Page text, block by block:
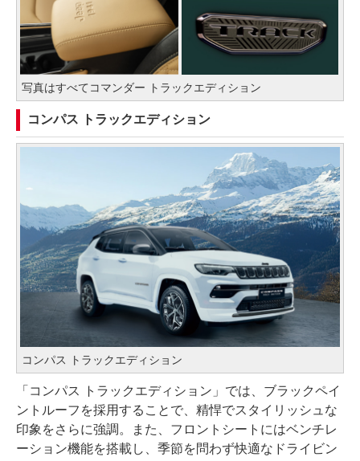
写真はすべてコマンダー トラックエディション
コンパス トラックエディション
コンパス トラックエディション
「コンパス トラックエディション」では、ブラックペイ
ントルーフを採用することで、精悍でスタイリッシュな
印象をさらに強調。また、フロントシートにはベンチレ
ーション機能を搭載し、季節を問わず快適なドライビン